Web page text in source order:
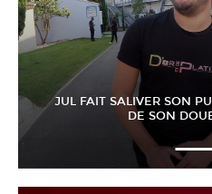
JUL FAIT SALIVER SON
DE SON